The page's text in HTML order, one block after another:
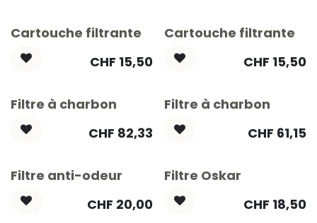
Cartouche filtrante
CHF 15,50
Cartouche filtrante
CHF 15,50
Filtre à charbon
CHF 82,33
Filtre à charbon
CHF 61,15
Filtre anti-odeur
CHF 20,00
Filtre Oskar
CHF 18,50